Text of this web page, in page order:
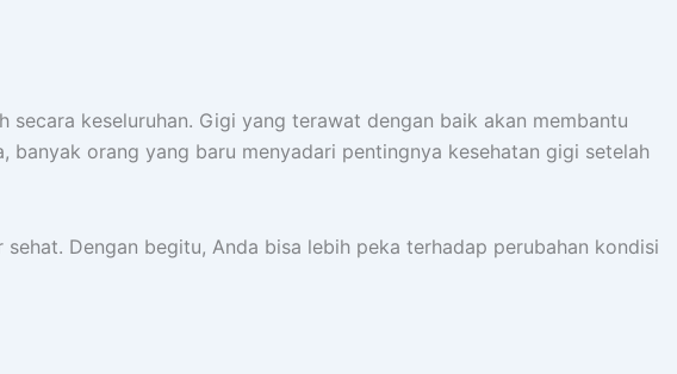
keseluruhan. Gigi yang terawat dengan baik akan membantu
banyak orang yang baru menyadari pentingnya kesehatan gigi setelah
Dengan begitu, Anda bisa lebih peka terhadap perubahan kondisi